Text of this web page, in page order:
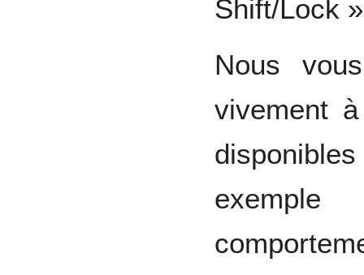
Shift/Lock
Nous
vivement